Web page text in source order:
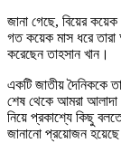
জানা গেছে, বিয়ের
গত কয়েক মাস ধরে তারা
করেছেন তাহসান খান।
একটি জাতীয় দৈনিককে
শেষ থেকে আমরা
নিয়ে প্রকাশ্যে কিছু
জানানো প্রয়োজন